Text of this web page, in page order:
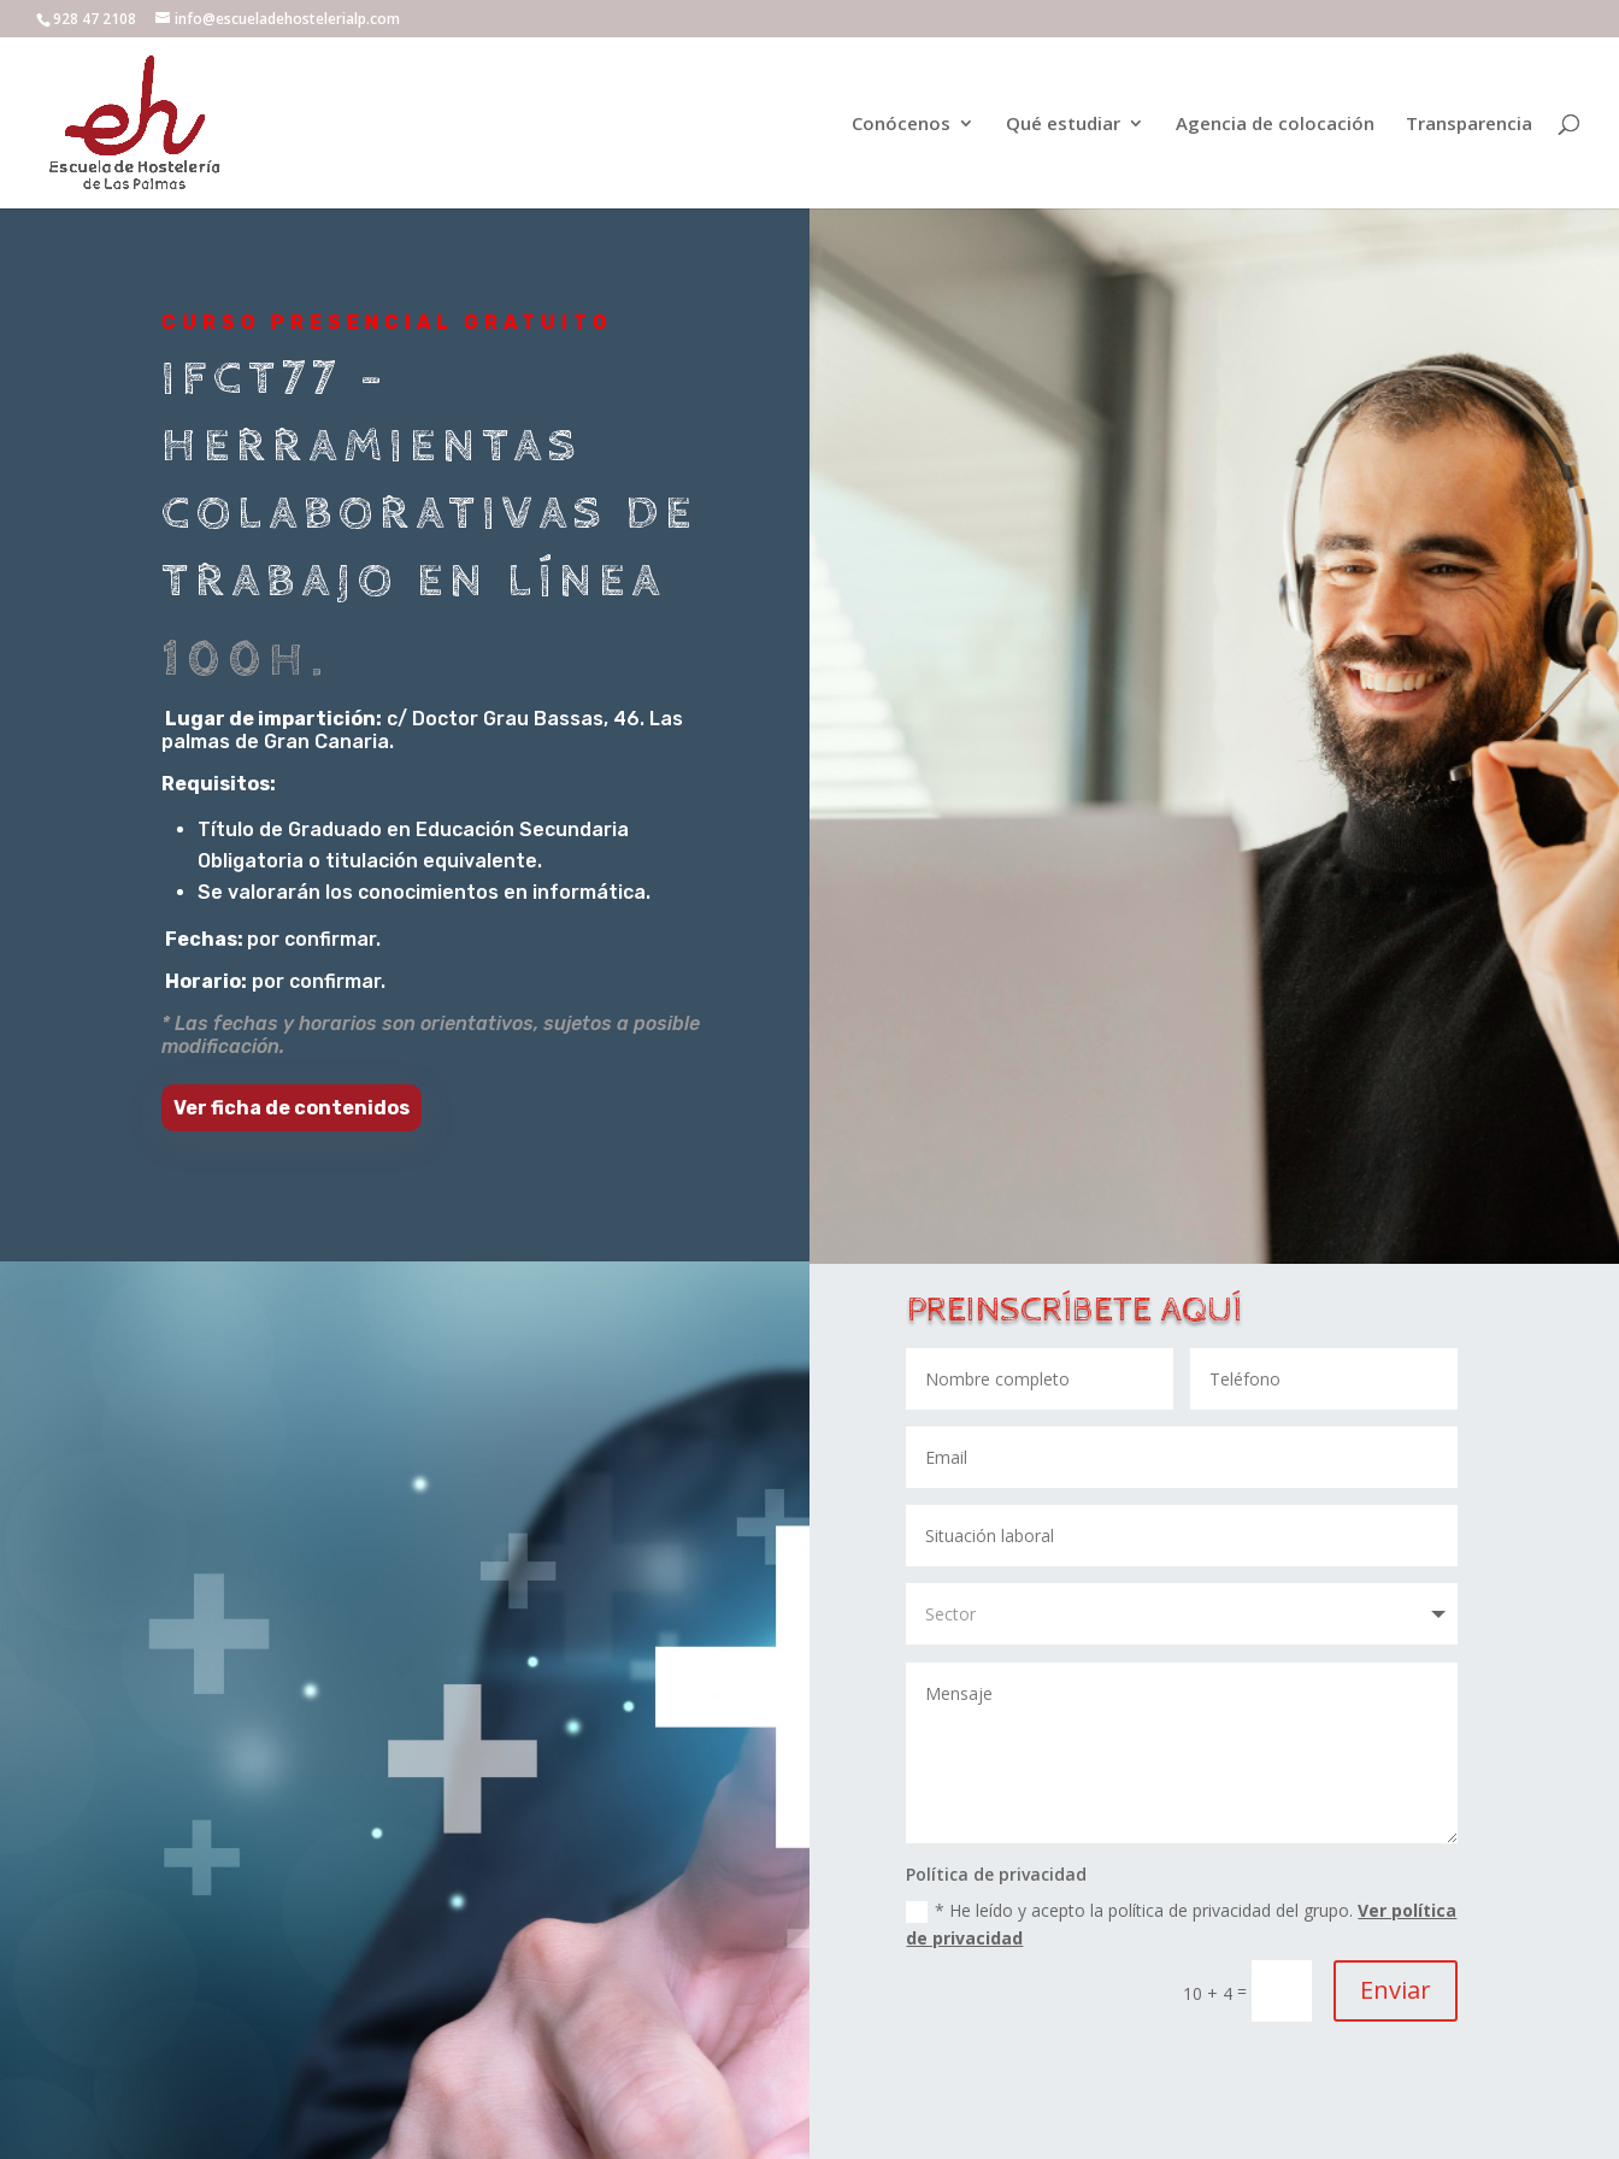
928 47 2108 info@escueladehostelerialp.com
Conócenos Qué estudiar Agencia de colocación Transparencia
CURSO PRESENCIAL GRATUITO
IFCT77 –
HERRAMIENTAS
COLABORATIVAS DE
TRABAJO EN LÍNEA
100H.
Lugar de impartición: c/ Doctor Grau Bassas, 46. Las
palmas de Gran Canaria.
Requisitos:
Título de Graduado en Educación Secundaria
Obligatoria o titulación equivalente.
Se valorarán los conocimientos en informática.
Fechas: por confirmar.
Horario: por confirmar.
* Las fechas y horarios son orientativos, sujetos a posible
modificación.
Ver ficha de contenidos
PREINSCRÍBETE AQUÍ
Política de privacidad
* He leído y acepto la política de privacidad del grupo.Ver política
de privacidad
10 + 4= Enviar